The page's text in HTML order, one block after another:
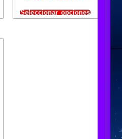
Seleccionar opciones